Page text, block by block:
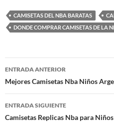
CAMISETAS DEL NBA BARATAS
DONDE COMPRAR CAMISETAS DE LA
Navegación
de
entradas
ENTRADA ANTERIOR
Mejores Camisetas Nba Niños
ENTRADA SIGUIENTE
Camisetas Replicas Nba para Niños